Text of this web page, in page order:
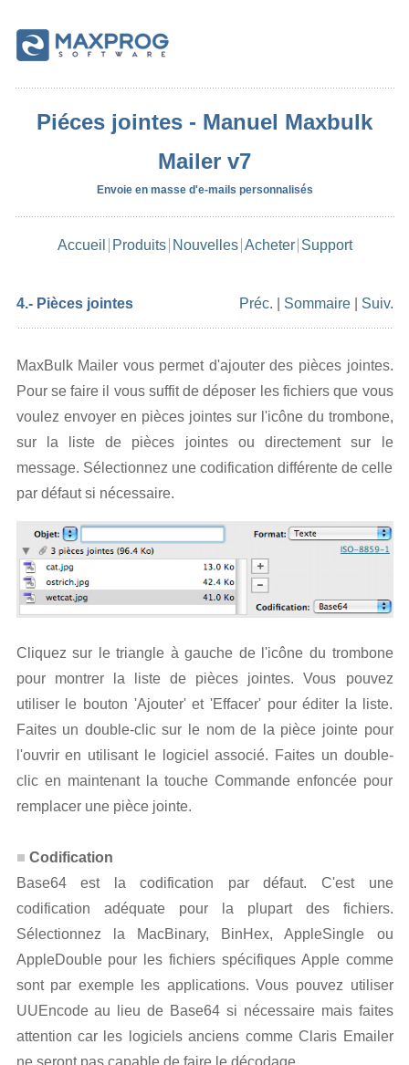
Piéces jointes - Manuel Maxbulk
Mailer v7
Envoie en masse d'e-mails personnalisés
Accueil Produits Nouvelles Acheter Support
4.- Pièces jointes Préc. Sommaire| Suiv.
MaxBulk Mailer vous permet d'ajouter des pièces jointes.
Pour se faire il vous suffit de déposer les fichiers que vous
voulez envoyer en pièces jointes sur l'icône du trombone,
sur la liste de pièces jointes ou directement sur le
message. Sélectionnez une codification différente de celle
par défaut si nécessaire.
Cliquez sur le triangle à gauche de l'icône du trombone
pour montrer la liste de pièces jointes. Vous pouvez
utiliser le bouton 'Ajouter' et 'Effacer' pour éditer la liste.
Faites un double-clic sur le nom de la pièce jointe pour
l'ouvrir en utilisant le logiciel associé. Faites un double-
clic en maintenant la touche Commande enfoncée pour
remplacer une pièce jointe.
Codification
Base64 est la codification par défaut. C'est une
codification adéquate pour la plupart des fichiers.
Sélectionnez la MacBinary, BinHex, AppleSingle ou
AppleDouble pour les fichiers spécifiques Apple comme
sont par exemple les applications. Vous pouvez utiliser
UUEncode au lieu de Base64 si nécessaire mais faites
attention car les logiciels anciens comme Claris Emailer
ne seront pas capable de faire le décodage.